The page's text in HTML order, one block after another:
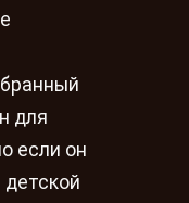
для
если он